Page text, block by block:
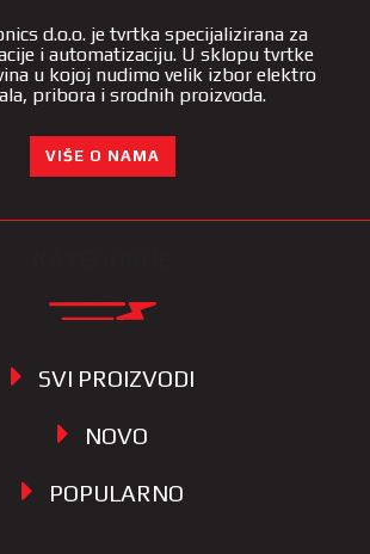
d.o.o. je tvrtka specijalizirana za
i automatizaciju. U sklopu tvrtke
u kojoj nudimo velik izbor elektro
pribora i srodnih proizvoda.
VIŠE O NAMA
SVI PROIZVODI
NOVO
POPULARNO